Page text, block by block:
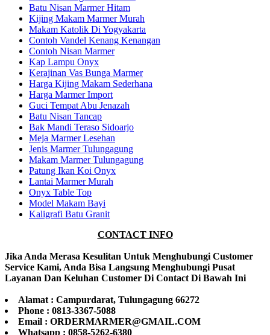
Batu Nisan Marmer Hitam
Kijing Makam Marmer Murah
Makam Katolik Di Yogyakarta
Contoh Vandel Kenang Kenangan
Contoh Nisan Marmer
Kap Lampu Onyx
Kerajinan Vas Bunga Marmer
Harga Kijing Makam Sederhana
Harga Marmer Import
Guci Tempat Abu Jenazah
Batu Nisan Tancap
Bak Mandi Teraso Sidoarjo
Meja Marmer Lesehan
Jenis Marmer Tulungagung
Makam Marmer Tulungagung
Patung Ikan Koi Onyx
Lantai Marmer Murah
Onyx Table Top
Model Makam Bayi
Kaligrafi Batu Granit
CONTACT INFO
Jika Anda Merasa Kesulitan Untuk Menghubungi Customer
Service Kami, Anda Bisa Langsung Menghubungi Pusat
Layanan Dan Keluhan Customer Di Contact Di Bawah Ini
Alamat : Campurdarat, Tulungagung 66272
Phone : 0813-3367-5088
Email : ORDERMARMER@GMAIL.COM
Whatsapp : 0858-5262-6380